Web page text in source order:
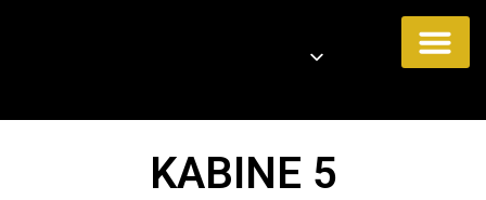
KABINE 5